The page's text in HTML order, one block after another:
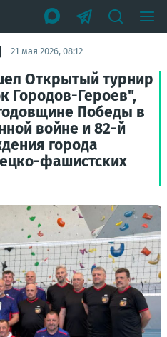
21 мая 2026, 08:12
Открытый турнир
Городов-Героев",
Победы в
войне и 82-й
города
фашистских